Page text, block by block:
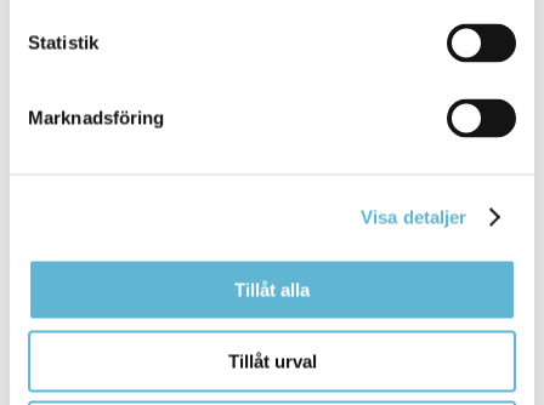
Statistik
Marknadsföring
Visa detaljer
Tillåt alla
Tillåt urval
Besöksadress
Box 18, 295 21 Bromölla
Fax: 0456-82 22 00